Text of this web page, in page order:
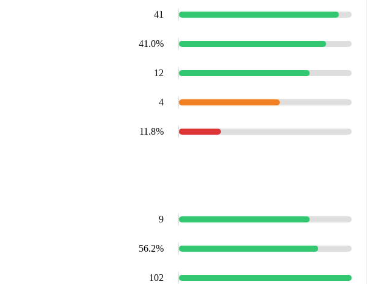
41
41.0%
12
4
11.8%
9
56.2%
102